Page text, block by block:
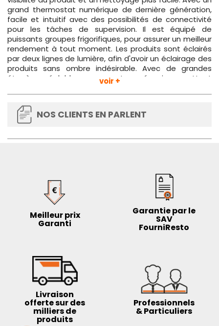
grand thermostat numérique de dernière génération,
facile et intuitif avec des possibilités de connectivité
pour les tâches de supervision. Il est équipé de
puissants groupes frigorifiques, pour assurer un meilleur
rendement à tout moment. Les produits sont éclairés
par deux lignes de lumière, afin d'avoir un éclairage des
produits sans ombre indésirable. Avec de grandes
étagères réglables en verre trempé qui permettent
Roulettes et freins inclus.
voir +
NOS CLIENTS EN PARLENT
Meilleur prix
Garanti
Garantie par le
SAV
FourniResto
Livraison
offerte sur des
milliers de
produits
Professionnels
& Particuliers